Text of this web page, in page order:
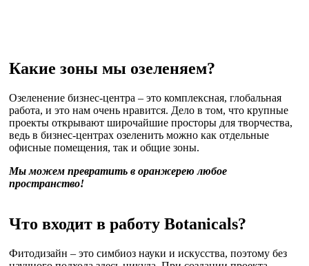
Какие зоны мы озеленяем?
Озеленение бизнес-центра – это комплексная, глобальная
работа, и это нам очень нравится. Дело в том, что крупные
проекты открывают широчайшие просторы для творчества,
ведь в бизнес-центрах озеленить можно как отдельные
офисные помещения, так и общие зоны.
Мы можем превратить в оранжерею любое
пространство!
Что входит в работу Botanicals?
Фитодизайн – это симбиоз науки и искусства, поэтому без